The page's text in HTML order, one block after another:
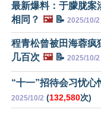
最新爆料：于朦胧案
相同？ 🖼️📝 2025/10/2
程青松曾被田海蓉疯
几百次 🖼️📝 2025/10/2
“十一”招待会习忧心
2025/10/2 (132,580次)